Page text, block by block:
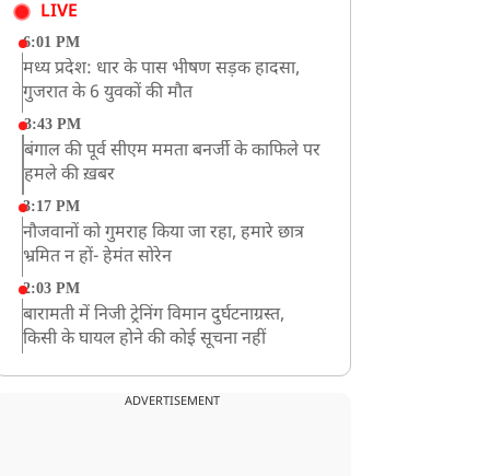
LIVE
6:01 PM
मध्य प्रदेश: धार के पास भीषण सड़क हादसा,
गुजरात के 6 युवकों की मौत
3:43 PM
बंगाल की पूर्व सीएम ममता बनर्जी के काफिले पर
हमले की ख़बर
3:17 PM
नौजवानों को गुमराह किया जा रहा, हमारे छात्र
भ्रमित न हों- हेमंत सोरेन
2:03 PM
बारामती में निजी ट्रेनिंग विमान दुर्घटनाग्रस्त,
किसी के घायल होने की कोई सूचना नहीं
JPSC परीक्षा विवाद: अनशन पर बैठे छात्र नेता
ADVERTISEMENT